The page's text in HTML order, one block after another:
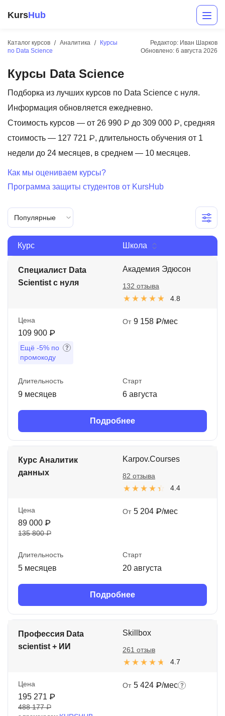
KursHub
Каталог курсов Аналитика
Курсы
по Data Science
Редактор: Иван Шарков
Обновлено: 6 августа 2026
Курсы Data Science
Подборка из лучших курсов по Data Science с нуля.
Информация обновляется ежедневно.
Стоимость курсов — от 26 990 ₽ до 309 000 ₽, средняя
стоимость — 127 721 ₽, длительность обучения от 1
недели до 24 месяцев, в среднем — 10 месяцев.
Как мы оцениваем курсы?
Программа защиты студентов от KursHub
Популярные
Курс Школа
Специалист Data
Scientist с нуля
Академия Эдюсон
4.8
132 отзыва
Цена
109 900 ₽
Ещё -5% по
промокоду
От 9 158 ₽/мес
Длительность
9 месяцев
Старт
6 августа
Подробнее
Курс Аналитик
данных
Karpov.Courses
4.4
82 отзыва
Цена
89 000 ₽
135 800 ₽
От 5 204 ₽/мес
Длительность
5 месяцев
Старт
20 августа
Подробнее
Профессия Data
scientist + ИИ
Skillbox
4.7
261 отзыв
Цена
195 271 ₽
488 177 ₽
От 5 424 ₽/мес
Разработка
Маркетинг
Дизайн
Менеджмент
Иностранные языки
Soft Skills
ДПО
Акции и промокоды
Рейтинг онлайн-школ